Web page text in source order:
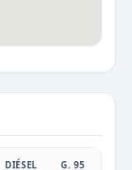
DIÉSEL G. 95